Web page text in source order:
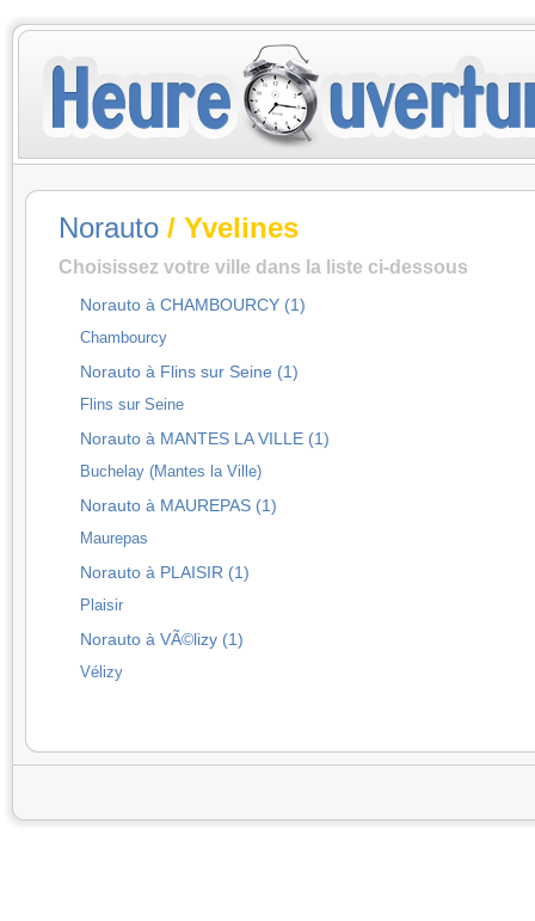
Norauto / Yvelines
Choisissez votre ville dans la liste ci-dessous
Norauto à CHAMBOURCY (1)
Chambourcy
Norauto à Flins sur Seine (1)
Flins sur Seine
Norauto à MANTES LA VILLE (1)
Buchelay (Mantes la Ville)
Norauto à MAUREPAS (1)
Maurepas
Norauto à PLAISIR (1)
Plaisir
Norauto à VÃ©lizy (1)
Vélizy